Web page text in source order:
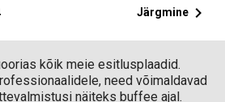
Järgmine 
kõik meie esitlusplaadid.
need võimaldavad
näiteks buffee ajal.